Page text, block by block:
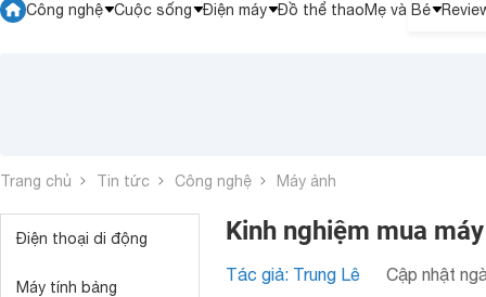
Công nghệ Cuộc sống Điện máy Đồ thể thaoMẹ và Bé
Trang chủ Tin tức Công nghệ Máy ảnh
Điện thoại di động
Máy tính bảng
Kinh nghiệm mua
Tác giả: Trung Lê Cập nhật